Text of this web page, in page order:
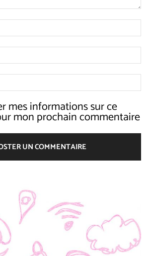
mes informations sur ce
mon prochain commentaire